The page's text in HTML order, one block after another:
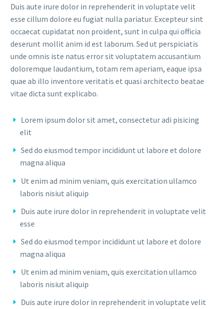
Duis aute irure dolor in reprehenderit in voluptate velit
esse cillum dolore eu fugiat nulla pariatur. Excepteur sint
occaecat cupidatat non proident, sunt in culpa qui officia
deserunt mollit anim id est laborum. Sed ut perspiciatis
unde omnis iste natus error sit voluptatem accusantium
doloremque laudantium, totam rem aperiam, eaque ipsa
quae ab illo inventore veritatis et quasi architecto beatae
vitae dicta sunt explicabo.
Lorem ipsum dolor sit amet, consectetur adi pisicing
elit
Sed do eiusmod tempor incididunt ut labore et dolore
magna aliqua
Ut enim ad minim veniam, quis exercitation ullamco
laboris nisiut aliquip
Duis aute irure dolor in reprehenderit in voluptate velit
esse
Sed do eiusmod tempor incididunt ut labore et dolore
magna aliqua
Ut enim ad minim veniam, quis exercitation ullamco
laboris nisiut aliquip
Duis aute irure dolor in reprehenderit in voluptate velit